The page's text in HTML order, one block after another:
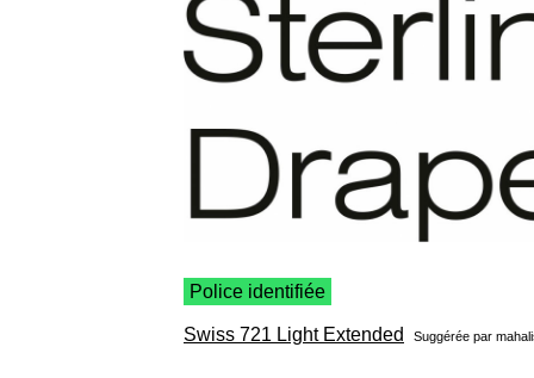
Police identifiée
Swiss 721 Light Extended Suggérée par